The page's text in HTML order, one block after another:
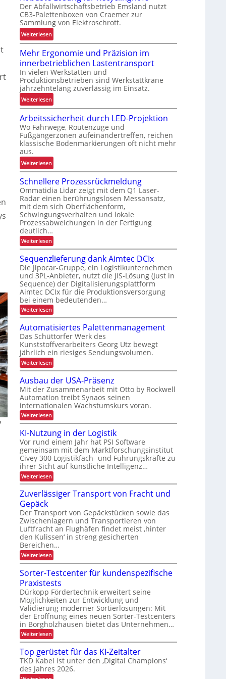
n
d
e
r
L
a
d
e
n
w
a
g
e
z
K
I
Der Abfallwirtschaftsbetrieb Emsland nutzt
CB3-Palettenboxen von Craemer zur
Sammlung von Elektroschrott.
Weiterlesen:
R
o
b
u
s
t
e
L
ö
s
u
g
f
r
R
e
c
y
c
l
i
n
g
h
ö
f
e
Mehr Ergonomie und Präzision im
innerbetrieblichen Lastentransport
In vielen Werkstätten und
Produktionsbetrieben sind Werkstattkrane
jahrzehntelang zuverlässig im Einsatz.
Weiterlesen:
M
e
h
r
E
r
g
n
o
m
i
e
u
n
P
r
ä
z
i
s
i
o
n
i
m
i
n
n
e
r
b
e
t
r
i
e
b
l
i
h
e
n
L
a
s
n
t
r
a
n
s
o
r
t
Arbeitssicherheit durch LED-Projektion
Wo Fahrwege, Routenzüge und
Fußgängerzonen aufeinandertreffen, reichen
klassische Bodenmarkierungen oft nicht mehr
aus.
Weiterlesen:
A
r
b
e
i
t
s
i
c
h
e
r
h
e
i
t
d
u
r
c
h
L
E
D
-
P
r
o
j
e
k
t
o
Schnellere Prozessrückmeldung
Ommatidia Lidar zeigt mit dem Q1 Laser-
Radar einen berührungslosen Messansatz,
mit dem sich Oberflächenform,
Schwingungsverhalten und lokale
Prozessabweichungen in der Fertigung
deutlich…
Weiterlesen:
S
c
h
n
e
l
l
e
r
e
P
r
o
z
e
s
s
r
c
k
m
e
l
d
u
n
g
Sequenzlieferung dank Aimtec DCIx
Die Jipocar-Gruppe, ein Logistikunternehmen
und 3PL-Anbieter, nutzt die JIS-Lösung (Just in
Sequence) der Digitalisierungsplattform
Aimtec DCIx für die Produktionsversorgung
bei einem bedeutenden…
Weiterlesen:
S
e
q
u
e
n
z
l
i
e
f
e
r
u
n
g
a
n
k
A
i
m
t
e
c
I
x
Automatisiertes Palettenmanagement
Das Schüttorfer Werk des
Kunststoffverarbeiters Georg Utz bewegt
jährlich ein riesiges Sendungsvolumen.
Weiterlesen:
A
u
t
o
m
a
t
i
s
i
e
r
t
e
s
P
a
e
t
e
n
m
a
n
a
g
m
e
n
t
Ausbau der USA-Präsenz
Mit der Zusammenarbeit mit Otto by Rockwell
Automation treibt Synaos seinen
internationalen Wachstumskurs voran.
Weiterlesen:
A
s
b
a
u
d
e
r
U
S
P
r
ä
s
e
n
z
KI-Nutzung in der Logistik
Vor rund einem Jahr hat PSI Software
gemeinsam mit dem Marktforschungsinstitut
Civey 300 Logistikfach- und Führungskräfte zu
ihrer Sicht auf künstliche Intelligenz…
Weiterlesen:
K
-
u
t
z
u
n
g
i
n
e
r
L
o
g
i
s
t
i
k
Zuverlässiger Transport von Fracht und
Gepäck
Der Transport von Gepäckstücken sowie das
Zwischenlagern und Transportieren von
Luftfracht an Flughäfen findet meist ‚hinter
den Kulissen‘ in streng gesicherten
Bereichen…
Weiterlesen:
Z
v
e
r
l
ä
s
s
i
g
e
T
r
a
n
Sorter-Testcenter für kundenspezifische
Praxistests
Dürkopp Fördertechnik erweitert seine
Möglichkeiten zur Entwicklung und
Validierung moderner Sortierlösungen: Mit
der Eröffnung eines neuen Sorter-Testcenters
in Borgholzhausen bietet das Unternehmen…
Weiterlesen:
S
o
r
t
e
r
Top gerüstet für das KI-Zeitalter
TKD Kabel ist unter den ‚Digital Champions‘
des Jahres 2026.